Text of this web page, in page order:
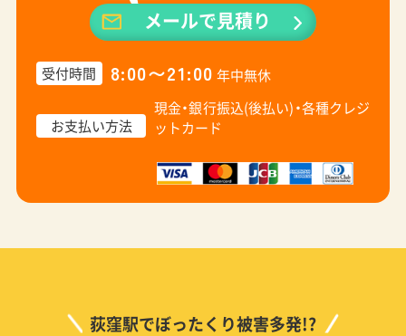
メールで見積り
受付時間 8:00〜21:00 年中無休
お支払い方法
現金・銀行振込(後払い)・各種クレジ
ットカード
荻窪駅でぼったくり被害多発!?